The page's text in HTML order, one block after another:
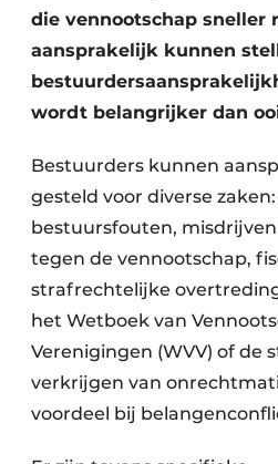
die vennootschap sneller
aansprakelijk kunnen
wordt belangrijker dan
Bestuurders kunnen
gesteld voor diverse
bestuursfouten,
tegen de vennootschap,
strafrechtelijke
het Wetboek van
Verenigingen (WVV) of de
verkrijgen van
voordeel bij